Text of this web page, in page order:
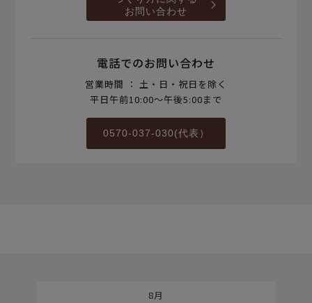
お問い合わせ
電話でのお問い合わせ
営業時間 ： 土・日・祝日を除く
平日午前10:00～午後5:00まで
0570-037-030(代表）
8月